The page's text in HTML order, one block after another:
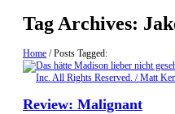
Tag Archives:
Home /Posts Tagged:
Review: Malignant